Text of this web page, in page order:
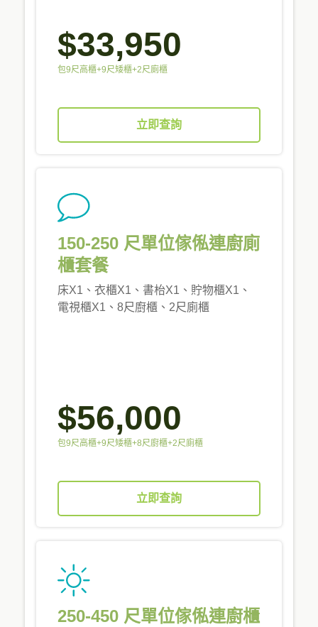
$33,950
包9尺高櫃+9尺矮櫃+2尺廁櫃
立即查詢
150-250 尺單位傢俬連廚廁
櫃套餐
床X1、衣櫃X1、書枱X1、貯物櫃X1、
電視櫃X1、8尺廚櫃、2尺廁櫃
$56,000
包9尺高櫃+9尺矮櫃+8尺廚櫃+2尺廁櫃
立即查詢
250-450 尺單位傢俬連廚櫃